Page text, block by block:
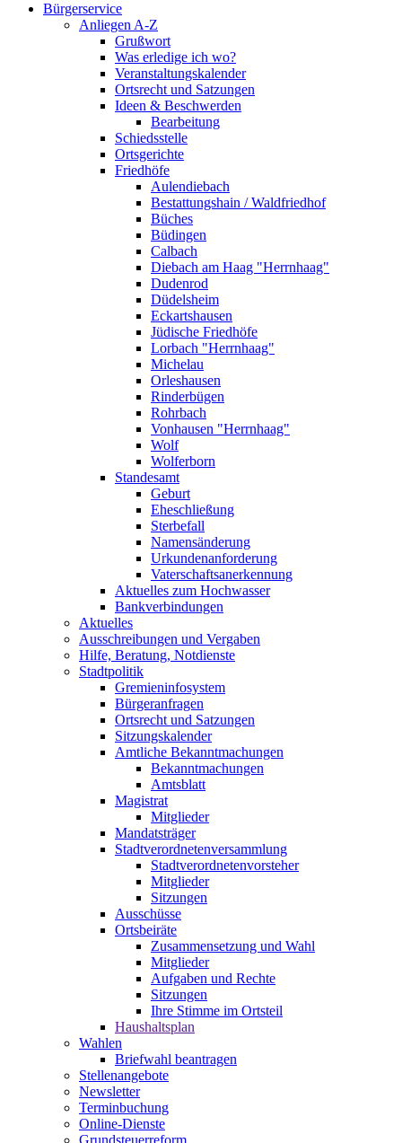
Bürgerservice
Anliegen A-Z
Grußwort
Was erledige ich wo?
Veranstaltungskalender
Ortsrecht und Satzungen
Ideen & Beschwerden
Bearbeitung
Schiedsstelle
Ortsgerichte
Friedhöfe
Aulendiebach
Bestattungshain / Waldfriedhof
Büches
Büdingen
Calbach
Diebach am Haag "Herrnhaag"
Dudenrod
Düdelsheim
Eckartshausen
Jüdische Friedhöfe
Lorbach "Herrnhaag"
Michelau
Orleshausen
Rinderbügen
Rohrbach
Vonhausen "Herrnhaag"
Wolf
Wolferborn
Standesamt
Geburt
Eheschließung
Sterbefall
Namensänderung
Urkundenanforderung
Vaterschaftsanerkennung
Aktuelles zum Hochwasser
Bankverbindungen
Aktuelles
Ausschreibungen und Vergaben
Hilfe, Beratung, Notdienste
Stadtpolitik
Gremieninfosystem
Bürgeranfragen
Ortsrecht und Satzungen
Sitzungskalender
Amtliche Bekanntmachungen
Bekanntmachungen
Amtsblatt
Magistrat
Mitglieder
Mandatsträger
Stadtverordnetenversammlung
Stadtverordnetenvorsteher
Mitglieder
Sitzungen
Ausschüsse
Ortsbeiräte
Zusammensetzung und Wahl
Mitglieder
Aufgaben und Rechte
Sitzungen
Ihre Stimme im Ortsteil
Haushaltsplan
Wahlen
Briefwahl beantragen
Stellenangebote
Newsletter
Terminbuchung
Online-Dienste
Grundsteuerreform